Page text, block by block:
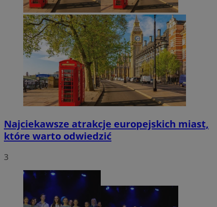
Najciekawsze atrakcje europejskich miast,
które warto odwiedzić
3